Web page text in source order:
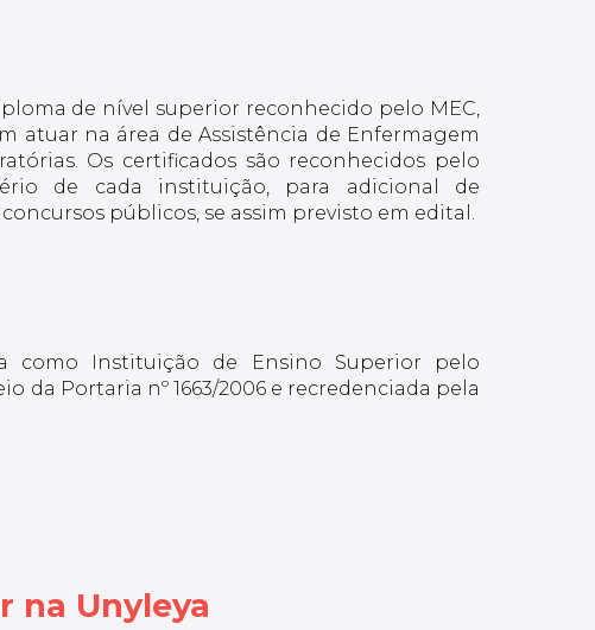
de nível superior reconhecido pelo MEC,
atuar na área de Assistência de Enfermagem
Os certificados são reconhecidos pelo
de cada instituição, para adicional de
públicos, se assim previsto em edital.
como Instituição de Ensino Superior pelo
da Portaria nº 1663/2006 e recredenciada pela
na Unyleya